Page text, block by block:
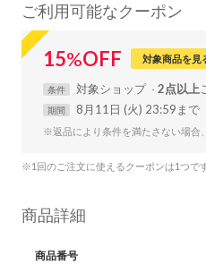
ご利用可能なクーポン
15%OFF 対象商品を見
条件 対象ショップ 2点以上
期間 8月11日 (火) 23:59まで
※返品により条件を満たさない場合
※1回のご注文に使えるクーポンは1つで
商品詳細
商品番号